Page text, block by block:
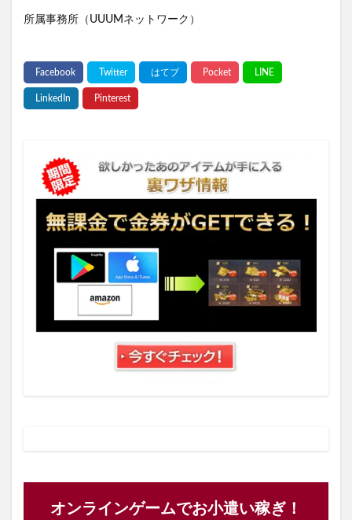
所属事務所（UUUMネットワーク）
オンラインゲームでお小遣い稼ぎ！